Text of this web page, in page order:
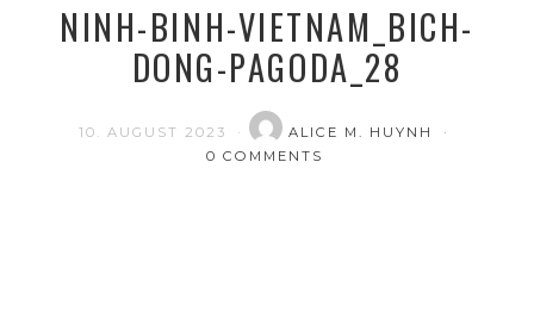
NINH-BINH-VIETNAM_BICH-
DONG-PAGODA_28
10. AUGUST 2023
ALICE M. HUYNH
0 COMMENTS